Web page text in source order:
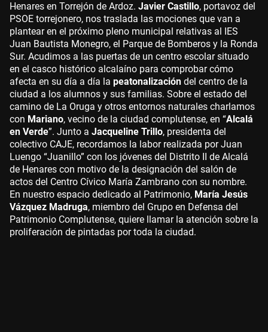
Henares en Torrejón de Ardoz. Javier Castillo, portavoz del
PSOE torrejonero, nos traslada las mociones que van a
plantear en el próximo pleno municipal relativas al IES
Juan Bautista Monegro, el Parque de Bomberos y la Ronda
Sur. Acudimos a las puertas de un centro escolar situado
en el casco histórico alcalaíno para comprobar cómo
afecta en su día a día la peatonalización del centro de la
ciudad a los alumnos y sus familias. Sobre el estado del
camino de La Oruga y otros entornos naturales charlamos
con Mariano, vecino de la ciudad complutense, en “Alcalá
en Verde”. Junto a Jacqueline Trillo, presidenta del
colectivo CAJE, recordamos la labor realizada por Juan
Luengo “Juanillo” con los jóvenes del Distrito II de Alcalá
de Henares con motivo de la designación del salón de
actos del Centro Cívico María Zambrano con su nombre.
En nuestro espacio dedicado al Patrimonio, María Jesús
Vázquez Madruga, miembro del Grupo en Defensa del
Patrimonio Complutense, quiere llamar la atención sobre la
proliferación de pintadas por toda la ciudad.